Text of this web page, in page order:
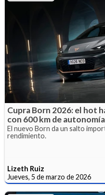
Cupra Born 2026: el hot
con 600 km de autonomía
El nuevo Born da un salto
rendimiento.
Lizeth Ruiz
Jueves, 5 de marzo de 2026